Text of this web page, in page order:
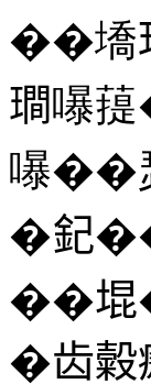
��墧
𤩎嚗
嚗��
��堒
�齿